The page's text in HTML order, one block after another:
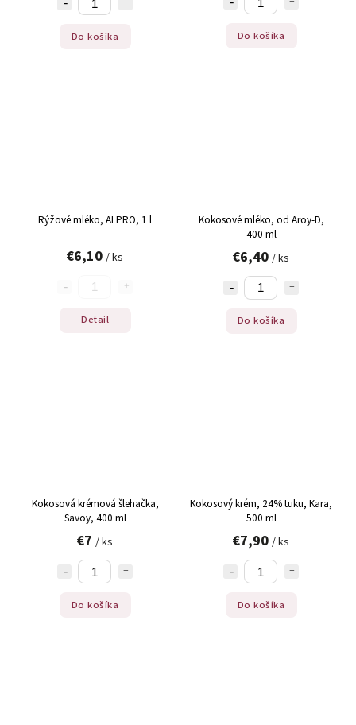
Do košíka Do košíka
Rýžové mléko, ALPRO, 1 l
€6,10 / ks
Detail
Kokosové mléko, od Aroy-D,
400 ml
€6,40 / ks
Do košíka
Kokosová krémová šlehačka,
Savoy, 400 ml
€7 / ks
Do košíka
Kokosový krém, 24% tuku, Kara,
500 ml
€7,90 / ks
Do košíka